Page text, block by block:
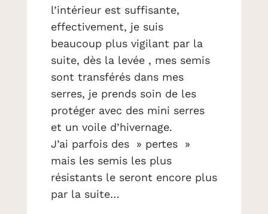
l’intérieur est suffisante,
effectivement, je suis
beaucoup plus vigilant par la
suite, dès la levée , mes semis
sont transférés dans mes
serres, je prends soin de les
protéger avec des mini serres
et un voile d’hivernage.
J’ai parfois des » pertes »
mais les semis les plus
résistants le seront encore plus
par la suite…